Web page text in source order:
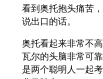
看到奥托抱头痛苦
说出口的话。
奥托看起来非常不
瓦尔的头脑非常可
是两个聪明人一起